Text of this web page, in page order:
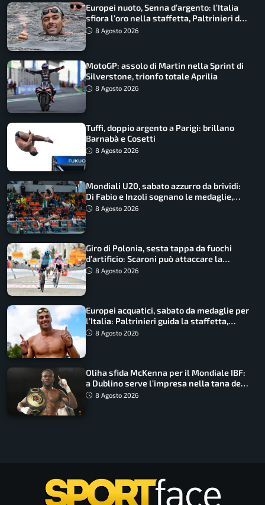
Europei nuoto, Senna d’argento: l’Italia
sfiora l’oro nella staffetta, Paltrinieri da
urlo, il bilancio azzurro
8 Agosto 2026
MotoGP: assolo di Martin nella Sprint di
Silverstone, trionfo totale Aprilia
8 Agosto 2026
Tuffi, doppio argento a Parigi: brillano
Barnabà e Cosetti
8 Agosto 2026
Mondiali U20, sabato azzurro da brividi:
Di Fabio e Inzoli sognano le medaglie,
Castellani e Succo in finale
8 Agosto 2026
Giro di Polonia, sesta tappa da fuochi
d’artificio: Scaroni può attaccare la
maglia di Lemmen
8 Agosto 2026
Europei acquatici, sabato da medaglie per
l’Italia: Paltrinieri guida la staffetta,
Barnabà sogna l’oro dalle grandi altezze
8 Agosto 2026
Oliha sfida McKenna per il Mondiale IBF:
a Dublino serve l’impresa nella tana del
lupo8 Agosto 2026